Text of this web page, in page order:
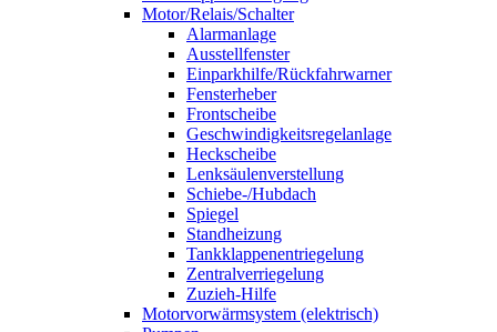
Motor/Relais/Schalter
Alarmanlage
Ausstellfenster
Einparkhilfe/Rückfahrwarner
Fensterheber
Frontscheibe
Geschwindigkeitsregelanlage
Heckscheibe
Lenksäulenverstellung
Schiebe-/Hubdach
Spiegel
Standheizung
Tankklappenentriegelung
Zentralverriegelung
Zuzieh-Hilfe
Motorvorwärmsystem (elektrisch)